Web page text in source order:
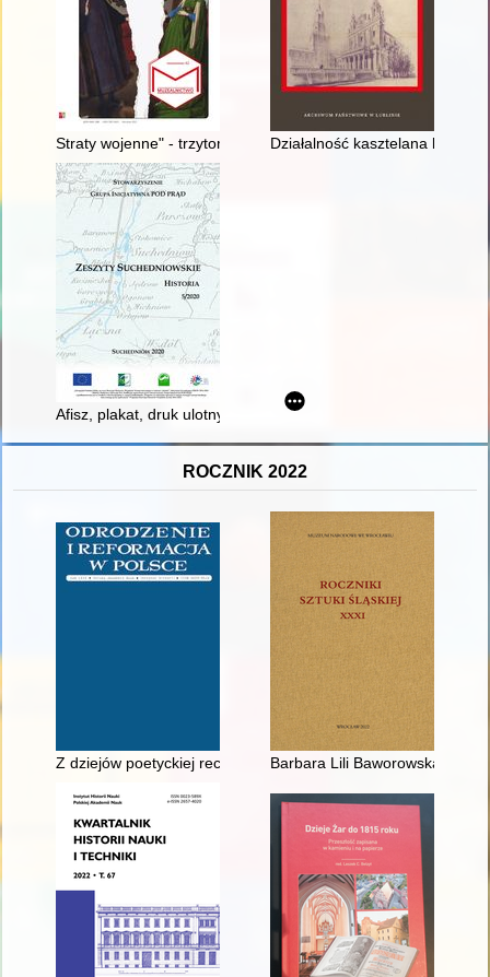
Straty wojenne" - trzytomowa publikacja Muzeum Gdańska =
Działalność kasztelana
Afisz, plakat, druk ulotny - wizualizacja wydarzeń
ROCZNIK 2022
Z dziejów poetyckiej recepcji rycin do "Tryumfów" Petrarki :
Barbara Lili Baworowska (15